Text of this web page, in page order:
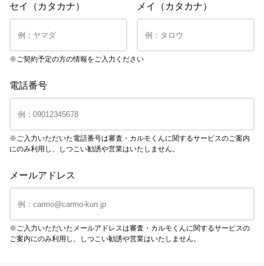
セイ（カタカナ）
※ご契約予定の方の情報をご入力ください
メイ（カタカナ）
電話番号
※ご入力いただいた電話番号は審査・カルモくんに関するサービスのご案内
にのみ利用し、しつこい勧誘や営業はいたしません。
メールアドレス
※ご入力いただいたメールアドレスは審査・カルモくんに関するサービスの
ご案内にのみ利用し、しつこい勧誘や営業はいたしません。